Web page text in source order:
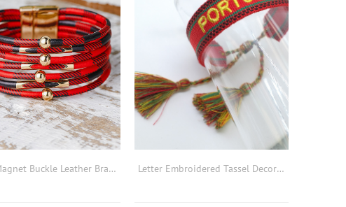
Plaid Magnet Buckle Leather Bracelet Letter Embroidered Tassel Decor Bracelet